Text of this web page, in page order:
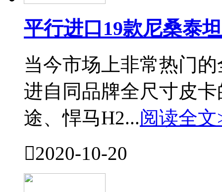
平行进口19款尼桑泰
当今市场上非常热门
进自同品牌全尺寸皮
途、悍马H2...阅读全文
2020-10-20